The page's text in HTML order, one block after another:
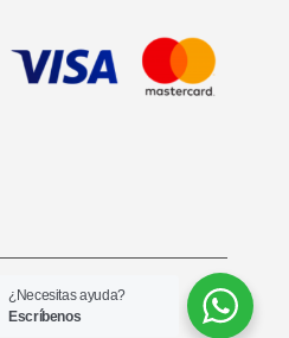
¿Necesitas ayuda?
Escríbenos